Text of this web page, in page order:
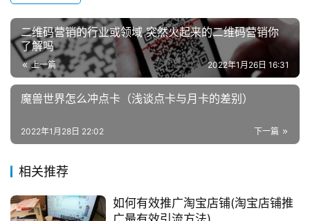
二维码营销的行业或领域 突然火起来的二维码营销你
了解吗
上一篇 2022年1月26日 16:31
魔兽世界怎么冲点卡（浅谈点卡与月卡的差别）
下一篇
2022年1月28日 22:02
相关推荐
如何有效推广淘宝店铺(淘宝店铺推